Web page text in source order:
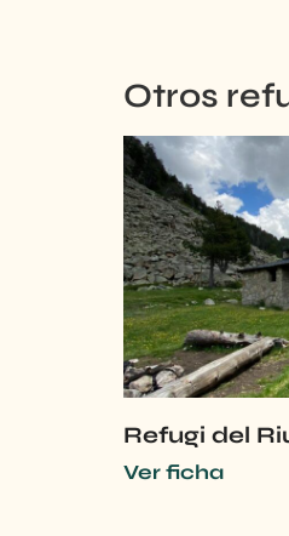
Otros
Refugi del
Ver ficha